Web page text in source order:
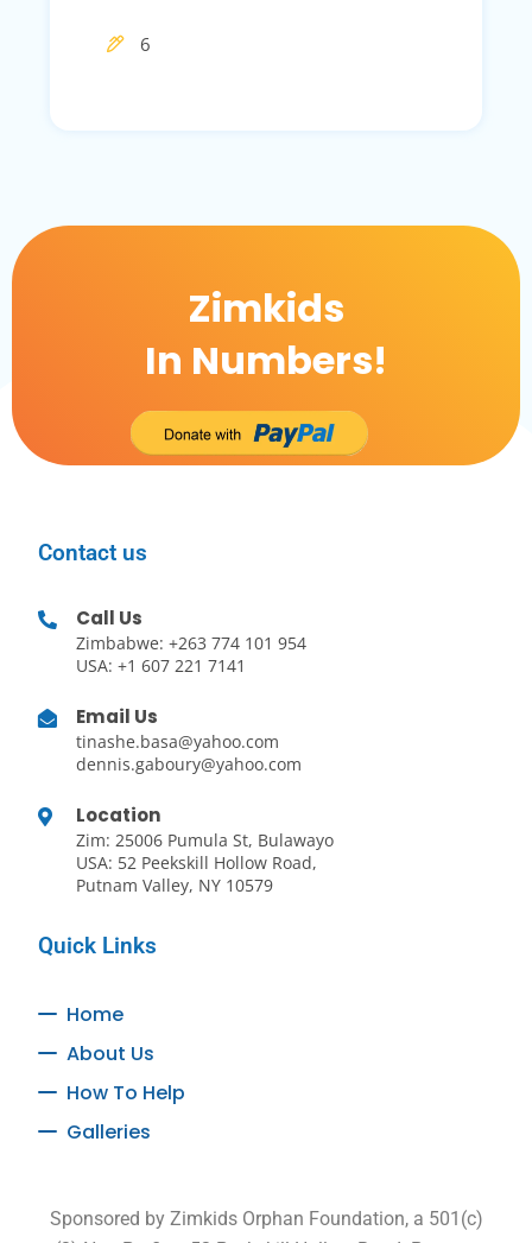
6
Zimkids
In Numbers!
Contact us
Call Us
Zimbabwe: +263 774 101 954
USA: +1 607 221 7141
Email Us
tinashe.basa@yahoo.com
dennis.gaboury@yahoo.com
Location
Zim: 25006 Pumula St, Bulawayo
USA: 52 Peekskill Hollow Road,
Putnam Valley, NY 10579
Quick Links
Home
About Us
How To Help
Galleries
Sponsored by Zimkids Orphan Foundation, a 501(c)